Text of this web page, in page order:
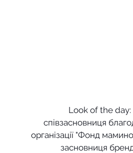
Look of the day:
співзасновниця
організації "Фонд
засновниця